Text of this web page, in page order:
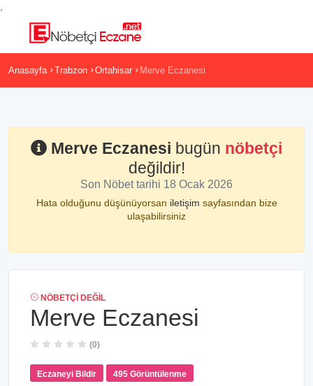
Anasayfa Trabzon Ortahisar Merve Eczanesi
Merve Eczanesi bugün nöbetçi
değildir!
Son Nöbet tarihi 18 Ocak 2026
Hata olduğunu düşünüyorsan iletişim sayfasından bize
ulaşabilirsiniz
NÖBETÇI DEĞIL
Merve Eczanesi
(0)
Eczaneyi Bildir 495 Görüntülenme